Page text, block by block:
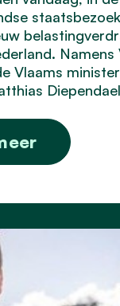
Namens
Vlaams